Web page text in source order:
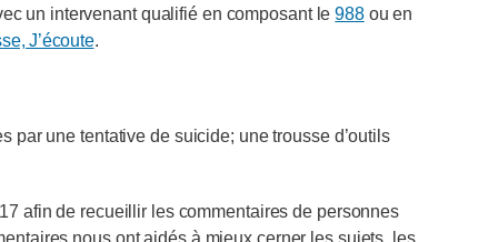
un intervenant qualifié en composant le988ou en
J’écoute.
par une tentative de suicide; une trousse d’outils
afin de recueillir les commentaires de personnes